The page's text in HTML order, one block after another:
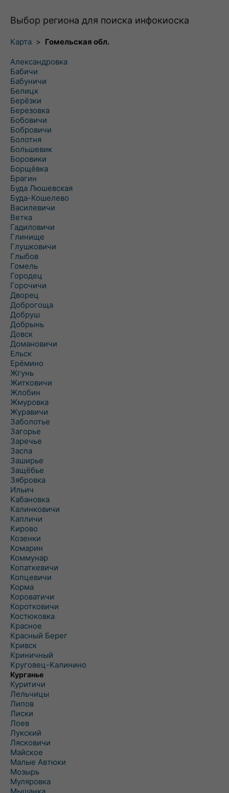
Выбор региона для поиска инфокиоска
Карта > Гомельская обл.
Александровка
Бабичи
Бабуничи
Белицк
Берёзки
Березовка
Бобовичи
Бобровичи
Болотня
Большевик
Боровики
Борщёвка
Брагин
Буда Люшевская
Буда-Кошелево
Василевичи
Ветка
Гадиловичи
Глинище
Глушковичи
Глыбов
Гомель
Городец
Горочичи
Дворец
Доброгоща
Добруш
Добрынь
Довск
Домановичи
Ельск
Ерёмино
Жгунь
Житковичи
Жлобин
Жмуровка
Журавичи
Заболотье
Загорье
Заречье
Заспа
Заширье
Защёбье
Зябровка
Ильич
Кабановка
Калинковичи
Капличи
Кирово
Козенки
Комарин
Коммунар
Копаткевичи
Копцевичи
Корма
Короватичи
Коротковичи
Костюковка
Красное
Красный Берег
Кривск
Криничный
Круговец-Калинино
Курганье
Куритичи
Лельчицы
Липов
Лиски
Лоев
Лукский
Лясковичи
Майское
Малые Автюки
Мозырь
Муляровка